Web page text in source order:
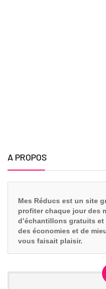
A PROPOS
Mes Réducs est un site
profiter chaque jour des
d’échantillons gratuits
des économies et de
vous faisait plaisir.